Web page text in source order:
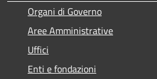
Organi di Governo
Aree Amministrative
Uffici
Enti e fondazioni